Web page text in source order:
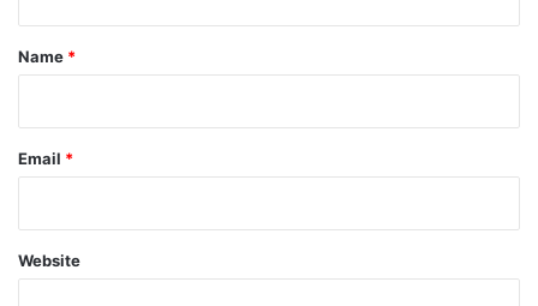
*
Name *
Email *
Website